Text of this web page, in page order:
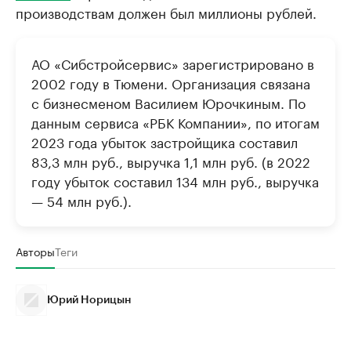
производствам должен был миллионы рублей.
АО «Сибстройсервис» зарегистрировано в
2002 году в Тюмени. Организация связана
с бизнесменом Василием Юрочкиным. По
данным сервиса «РБК Компании», по итогам
2023 года убыток застройщика составил
83,3 млн руб., выручка 1,1 млн руб. (в 2022
году убыток составил 134 млн руб., выручка
— 54 млн руб.).
АвторыТеги
Юрий Норицын